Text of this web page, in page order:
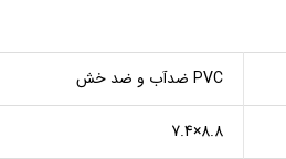
PVC ضدآب و ضد خش
8.8×7.4